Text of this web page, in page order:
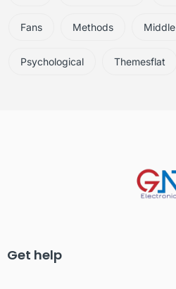
Fans Methods Middle
Psychological Themesflat
Get help